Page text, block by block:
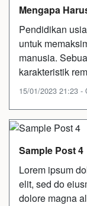
Mengapa
Pendidikan
untuk
manusia.
karakteristik
15/01/2023 21:23 -
Sample Post 4
Lorem ipsum
elit, sed do
dolore magna